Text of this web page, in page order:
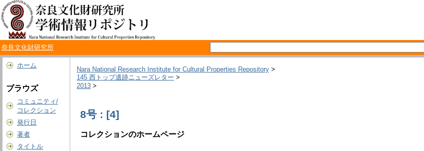
奈良文化財研究所
ホーム
ブラウズ
コミュニティ/
コレクション
発行日
著者
タイトル
Nara National Research Institute for Cultural Properties Repository >
145 西トップ遺跡ニューズレター >
2013 >
8号 : [4]
コレクションのホームページ